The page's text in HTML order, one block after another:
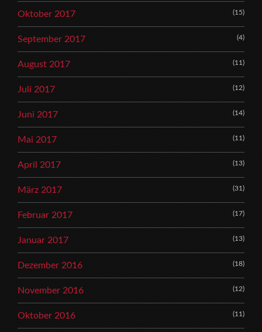
Oktober 2017 (15)
September 2017 (4)
August 2017 (11)
Juli 2017 (12)
Juni 2017 (14)
Mai 2017 (11)
April 2017 (13)
März 2017 (31)
Februar 2017 (17)
Januar 2017 (13)
Dezember 2016 (18)
November 2016 (12)
Oktober 2016 (11)